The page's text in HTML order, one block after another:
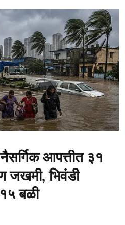
आपत्तीत ३१
जखमी, भिवंडी
बळी